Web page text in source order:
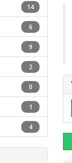
14
6
9
2
0
1
4